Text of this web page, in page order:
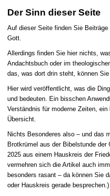
Der Sinn dieser Seite
Auf dieser Seite finden Sie
Gott.
Allerdings finden Sie hier nichts,
Andachtsbuch oder im
das, was dort drin steht, können Sie
Hier wird veröffentlicht, was die
und bedeuten. Ein bisschen
Verständnis für moderne Zeiten,
Übersicht.
Nichts Besonderes also – und das
Brotkrümel aus der Bibelstunde der
2025 aus einem Hauskreis der
vermehren sich die Artikel auch
besonders rasant – da können Sie
oder Hauskreis gerade besprechen.)